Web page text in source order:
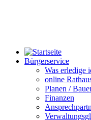
Bürgerservice
Was erledige
online
Planen /
Finanzen